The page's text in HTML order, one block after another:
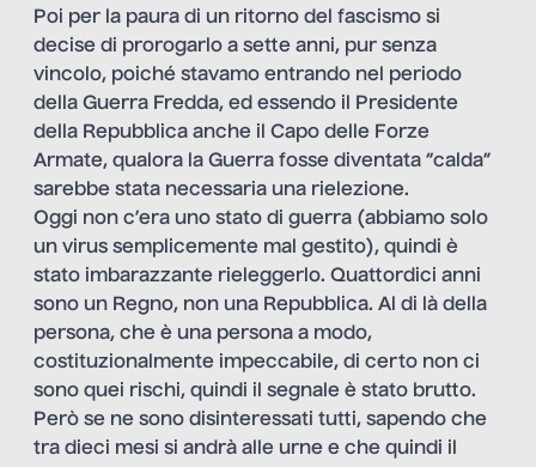
Poi per la paura di un ritorno del fascismo si
decise di prorogarlo a sette anni, pur senza
vincolo, poiché stavamo entrando nel periodo
della Guerra Fredda, ed essendo il Presidente
della Repubblica anche il Capo delle Forze
Armate, qualora la Guerra fosse diventata “calda”
sarebbe stata necessaria una rielezione.
Oggi non c’era uno stato di guerra (abbiamo solo
un virus semplicemente mal gestito), quindi è
stato imbarazzante rieleggerlo. Quattordici anni
sono un Regno, non una Repubblica. Al di là della
persona, che è una persona a modo,
costituzionalmente impeccabile, di certo non ci
sono quei rischi, quindi il segnale è stato brutto.
Però se ne sono disinteressati tutti, sapendo che
tra dieci mesi si andrà alle urne e che quindi il